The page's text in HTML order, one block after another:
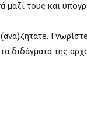
τους και
διδάγματα της